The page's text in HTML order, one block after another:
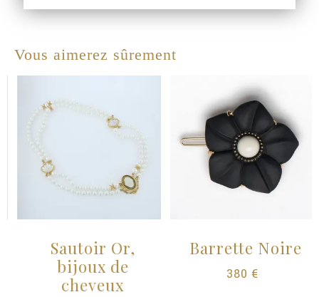
Vous aimerez sûrement
Sautoir Or,
bijoux de
cheveux
Barrette Noire
380€